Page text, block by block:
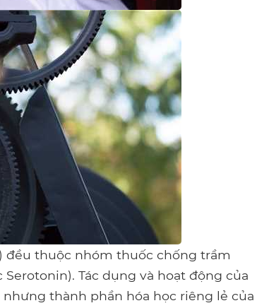
đều thuộc nhóm thuốc chống trầm
Tác dụng và hoạt động của
thành phần hóa học riêng lẻ của